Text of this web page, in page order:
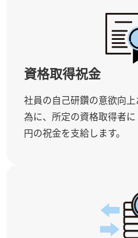
資格取得祝金
社員の自己研鑽の意欲向
為に、所定の資格取得者
円の祝金を支給します。